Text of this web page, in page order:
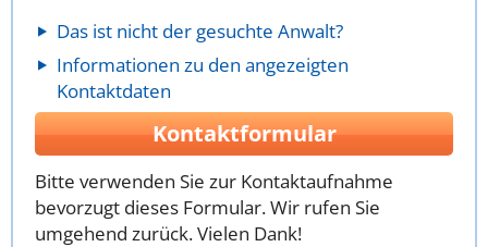
Das ist nicht der gesuchte Anwalt?
Informationen zu den angezeigten
Kontaktdaten
Kontaktformular
Bitte verwenden Sie zur Kontaktaufnahme
bevorzugt dieses Formular. Wir rufen Sie
umgehend zurück. Vielen Dank!